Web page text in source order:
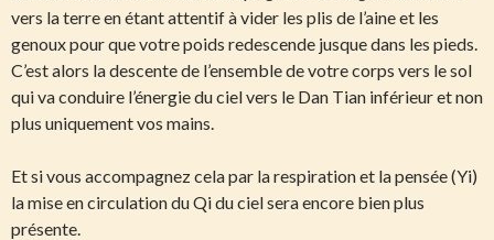
vers la terre en étant attentif à vider les plis de l’aine et les
genoux pour que votre poids redescende jusque dans les pieds.
C’est alors la descente de l’ensemble de votre corps vers le sol
qui va conduire l’énergie du ciel vers le Dan Tian inférieur et non
plus uniquement vos mains.
Et si vous accompagnez cela par la respiration et la pensée (Yi)
la mise en circulation du Qi du ciel sera encore bien plus
présente.